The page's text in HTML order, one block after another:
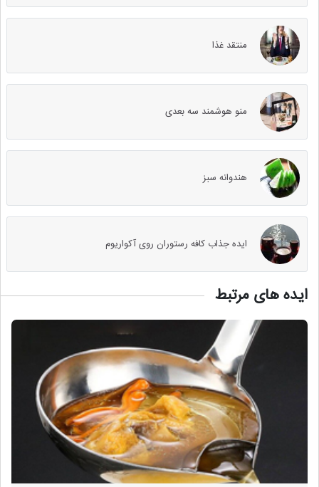
منتقد غذا
منو هوشمند سه بعدی
هندوانه سبز
ایده جذاب کافه رستوران روی آکواریوم
ایده های مرتبط